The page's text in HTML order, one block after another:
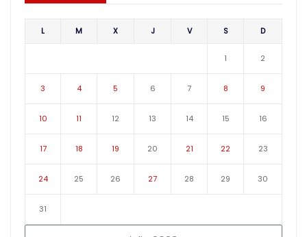
L M X J V S D
1 2
3 4 5 6 7 8 9
10 11 12 13 14 15 16
17 18 19 20 21 22 23
24 25 26 27 28 29 30
31